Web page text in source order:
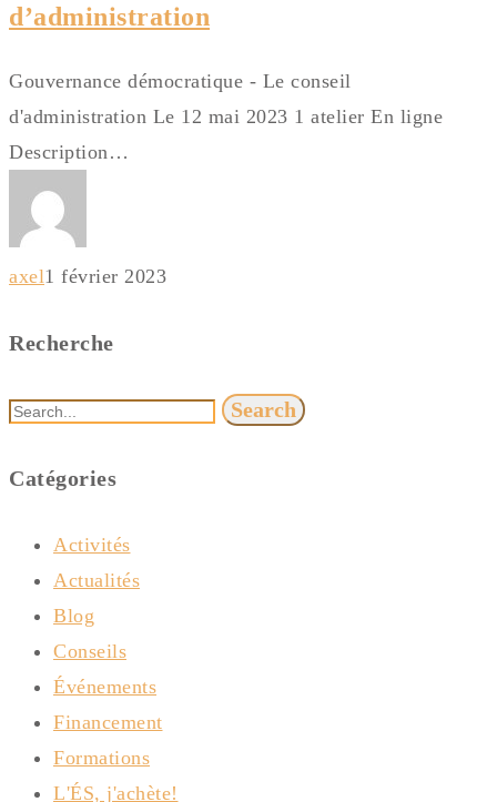
d’administration
Gouvernance démocratique - Le conseil
d'administration Le 12 mai 2023 1 atelier En ligne
Description…
axel1 février 2023
Recherche
Search
Catégories
Activités
Actualités
Blog
Conseils
Événements
Financement
Formations
L'ÉS, j'achète!